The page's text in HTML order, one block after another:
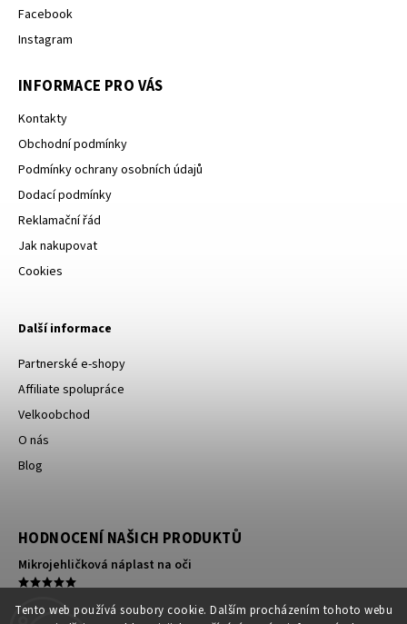
Tento web používá soubory cookie. Dalším procházením tohoto webu
Facebook
Instagram
INFORMACE PRO VÁS
Kontakty
Obchodní podmínky
Podmínky ochrany osobních údajů
Dodací podmínky
Reklamační řád
Jak nakupovat
Cookies
Další informace
Partnerské e-shopy
Affiliate spolupráce
Velkoobchod
O nás
Blog
HODNOCENÍ NAŠICH PRODUKTŮ
Mikrojehličková náplast na oči
Kompresní ortéza na koleno